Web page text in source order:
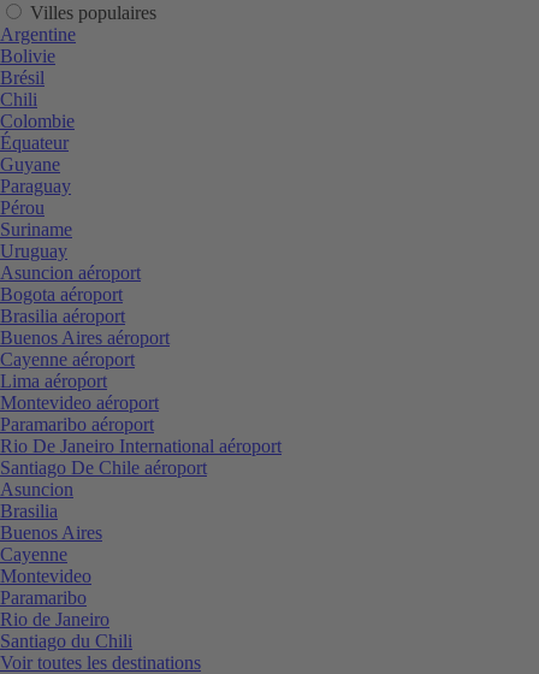
Villes populaires
Argentine
Bolivie
Brésil
Chili
Colombie
Équateur
Guyane
Paraguay
Pérou
Suriname
Uruguay
Asuncion aéroport
Bogota aéroport
Brasilia aéroport
Buenos Aires aéroport
Cayenne aéroport
Lima aéroport
Montevideo aéroport
Paramaribo aéroport
Rio De Janeiro International aéroport
Santiago De Chile aéroport
Asuncion
Brasilia
Buenos Aires
Cayenne
Montevideo
Paramaribo
Rio de Janeiro
Santiago du Chili
Voir toutes les destinations